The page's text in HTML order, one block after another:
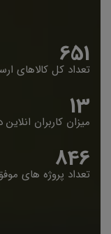
653
تعداد کل کالاهای
14
میزان کاربران
848
تعداد پروژه های